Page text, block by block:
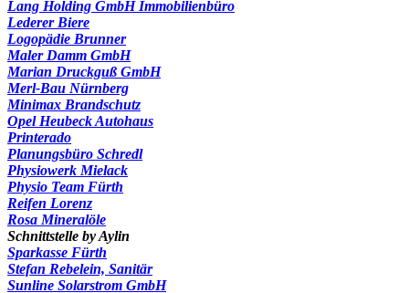
Lang Holding GmbH Immobilienbüro
Lederer Biere
Logopädie Brunner
Maler Damm GmbH
Marian Druckguß GmbH
Merl-Bau Nürnberg
Minimax Brandschutz
Opel Heubeck Autohaus
Printerado
Planungsbüro Schredl
Physiowerk Mielack
Physio Team Fürth
Reifen Lorenz
Rosa Mineralöle
Schnittstelle by Aylin
Sparkasse Fürth
Stefan Rebelein, Sanitär
Sunline Solarstrom GmbH